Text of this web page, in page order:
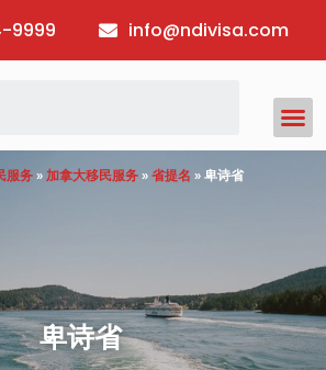
9999 info@ndivisa.com
服务 » 加拿大移民服务 » 省提名 » 卑诗省
卑诗省